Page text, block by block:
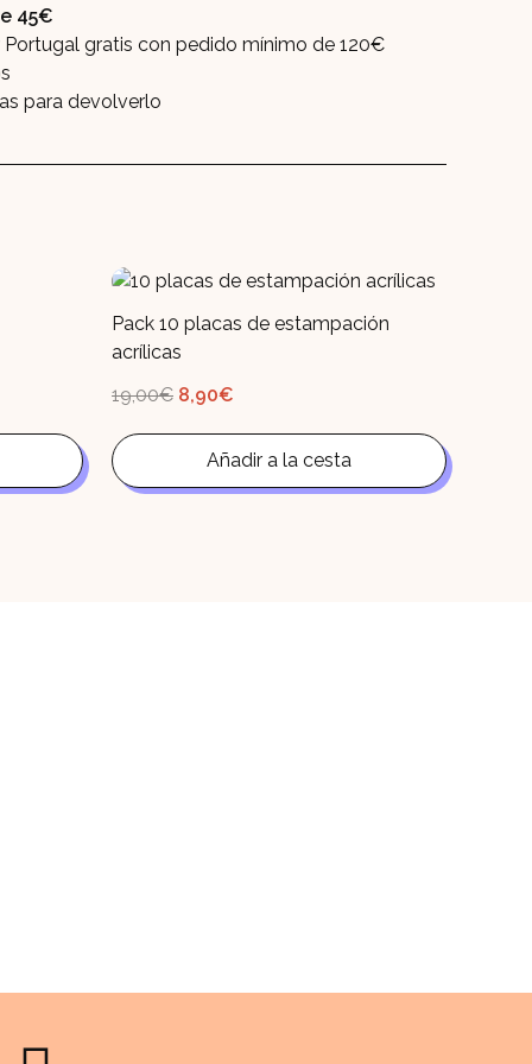
2,80€.
45€
Portugal gratis con pedido mínimo de 120€
para devolverlo
Pack 10 placas de estampación
acrílicas
19,00€ El
precio
era:
19,00€.
8,90€
es:
8,90€.
Añadir a la cesta